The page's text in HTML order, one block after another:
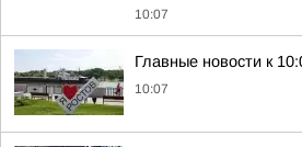
10:07
Главные новости к
10:07